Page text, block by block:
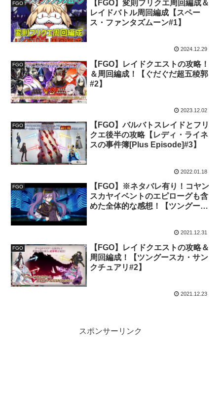
FGO
【FGO】変則フリクエ周回編成＆
レイドバトル周回編成【スペー
ス・ファンタズムーン#1】
2024.12.29
FGO
【FGO】レイドクエストの攻略！
＆周回編成！【ぐだぐだ超五稜郭
#2】
2023.12.02
FGO
【FGO】バルバトスレイドとフリ
クエ後半の攻略【レディ・ライネ
スの事件簿[Plus Episode]#3】
2022.01.18
FGO
【FGO】※ネタバレ有り！コヤン
スカヤイベントのエピローグも含
めた全体的な感想！【ツングース
2021.12.31
FGO
【FGO】レイドクエストの攻略＆
周回編成！【ツングースカ・サン
クチュアリ#2】
2021.12.23
スポンサーリンク